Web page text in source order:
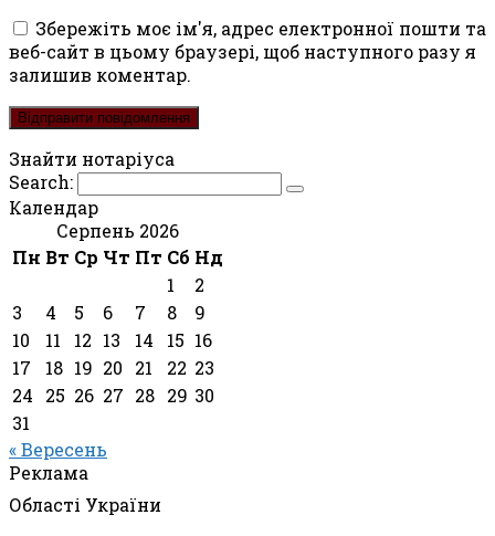
Збережіть моє ім'я, адрес електронної пошти та
веб-сайт в цьому браузері, щоб наступного разу я
залишив коментар.
Знайти нотаріуса
Search:
Календар
Серпень 2026
Пн Вт Ср Чт Пт Сб Нд
1
2
3
4 5 6 7 8
9
10
11 12 13 14 15 16
17
18 19 20 21 22 23
24
25 26 27 28 29 30
31
« Вересень
Реклама
Області України